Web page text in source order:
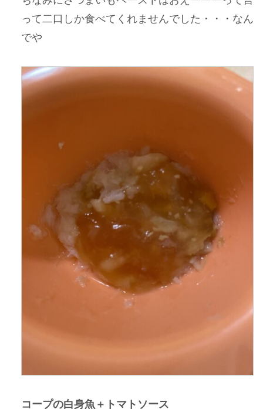
って二口しか食べてくれませんでした・・・なん
でや
コープの白身魚＋トマトソース